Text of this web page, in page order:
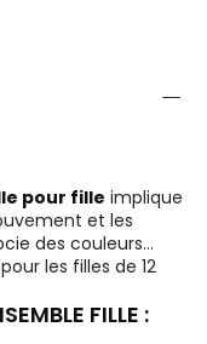
pour fille implique
et les
des couleurs
les filles de 12
FILLE :